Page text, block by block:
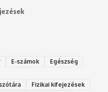
E-számok
Egészség
Fizikai kifejezések